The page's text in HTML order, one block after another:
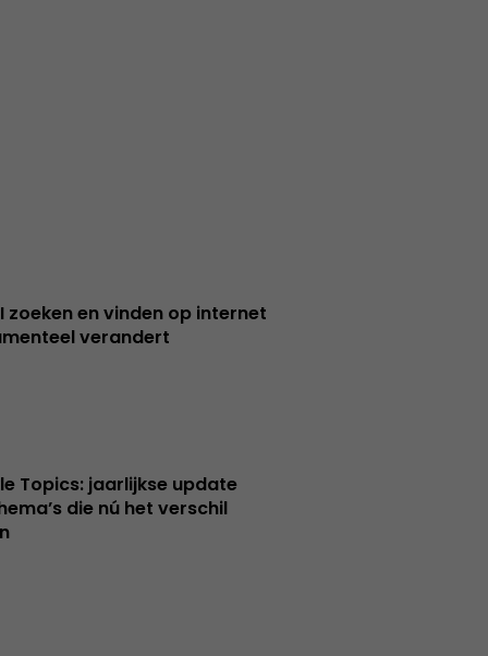
zoeken en vinden op internet
verandert
Topics: jaarlijkse update
die nú het verschil